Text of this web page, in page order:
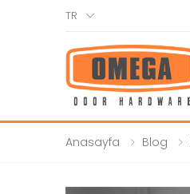
TR
Anasayfa Blog